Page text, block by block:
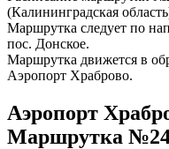
(Калининградская
Маршрутка следует по
пос. Донское.
Маршрутка движется в
Аэропорт Храброво.
Аэропорт
Маршрутка